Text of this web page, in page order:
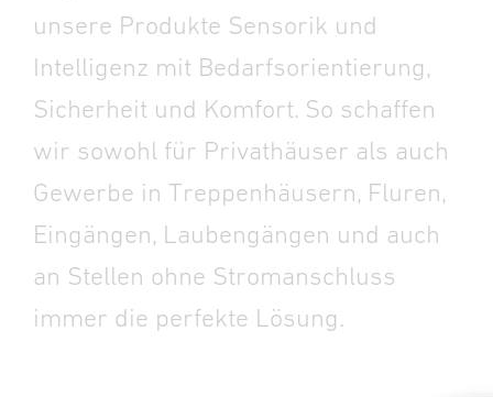
unsere Produkte Sensorik und
Intelligenz mit Bedarfsorientierung,
Sicherheit und Komfort. So schaffen
wir sowohl für Privathäuser als auch
Gewerbe in Treppenhäusern, Fluren,
Eingängen, Laubengängen und auch
an Stellen ohne Stromanschluss
immer die perfekte Lösung.